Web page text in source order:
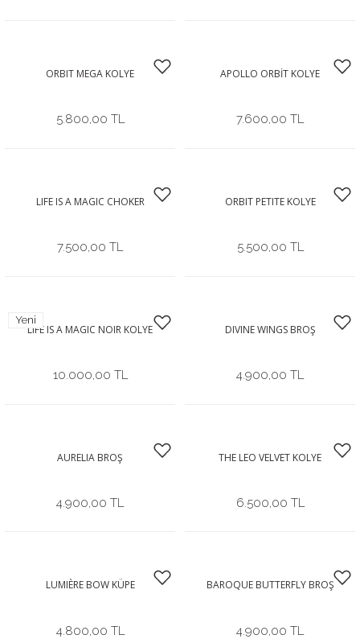
ORBIT MEGA KOLYE
5.800,00 TL
APOLLO ORBİT KOLYE
7.600,00 TL
LIFE IS A MAGIC CHOKER
7.500,00 TL
ORBIT PETITE KOLYE
5.500,00 TL
Yeni
LIFE IS A MAGIC NOIR KOLYE
10.000,00 TL
DIVINE WINGS BROŞ
4.900,00 TL
AURELIA BROŞ
4.900,00 TL
THE LEO VELVET KOLYE
6.500,00 TL
LUMIÈRE BOW KÜPE
4.800,00 TL
BAROQUE BUTTERFLY BROŞ
4.900,00 TL